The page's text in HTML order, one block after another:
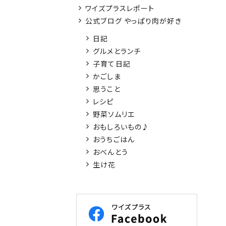
ワイズプラスレポート
公式ブログ やっぱり肉が好き
日記
グルメとランチ
子育て日記
かごしま
思うこと
レシピ
野菜ソムリエ
おもしろいもの♪
おうちごはん
おべんとう
生け花